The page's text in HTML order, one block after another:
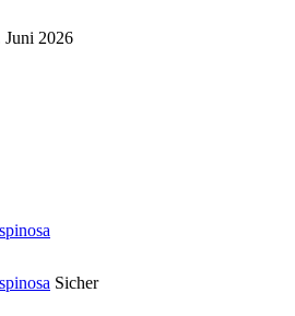
Juni 2026
Sicher